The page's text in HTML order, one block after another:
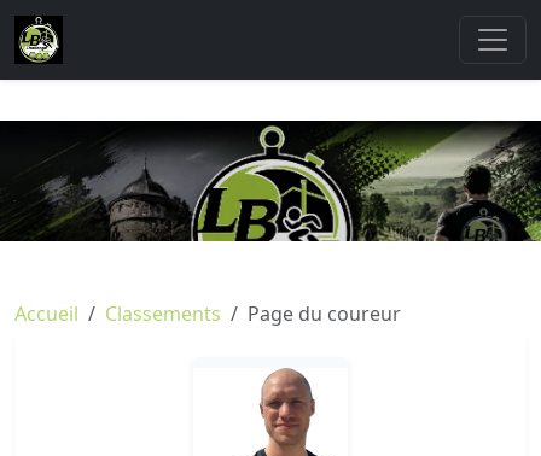
Accueil Classements Page du coureur